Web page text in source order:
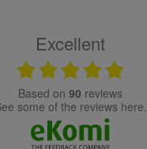
Excellent
based on 90 reviews
see some of the reviews here.